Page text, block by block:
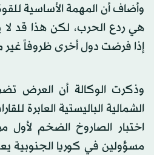
وأضاف أن المهمة الأساسية
هي ردع الحرب، لكن هذا قد لا
إذا فرضت دول أخرى ظروفاً غير
وذكرت الوكالة أن العرض
اختبار الصاروخ الضخم لأول
مسؤولين في كوريا الجنوبية